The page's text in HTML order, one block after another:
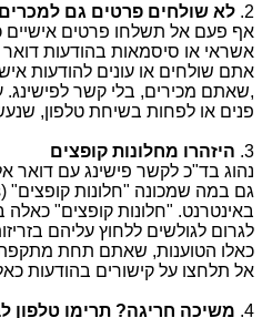
2. לא שולחים פרטים גם למכרים
אף פעם אל תשלחו פרטים אישיים
אשראי או סיסמאות בהודעות
אתם שולחים או עונים להודעות
,שאתם מכירים, בלי קשר לפישינג.
פנים או לפחות בשיחת טלפון,
3. היזהרו מחלונות קופצים
נהוג בד"כ לקשר פישינג עם דואר
גם במה שמכונה "חלונות קופצים" (
באינטרנט. "חלונות קופצים" כאלה
לגרום לגולשים ללחוץ עליהם
כאלו הטוענות, שאתם תחת מתקפת
אל תלחצו על קישורים בהודעות
4. משיכה חריגה? תרימו טלפון